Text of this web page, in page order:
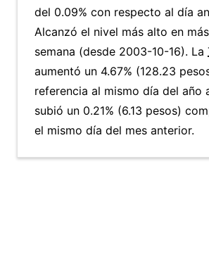
del 0.09% con respecto al día
Alcanzó el nivel más alto en
semana (desde 2003-10-16). La
aumentó un 4.67% (128.23
referencia al mismo día del año
subió un 0.21% (6.13 pesos)
el mismo día del mes anterior.